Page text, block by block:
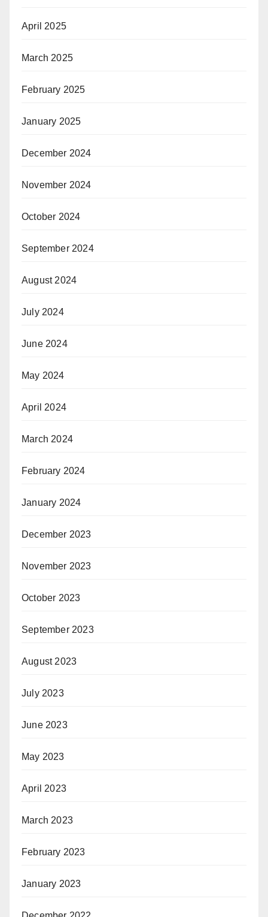
April 2025
March 2025
February 2025
January 2025
December 2024
November 2024
October 2024
September 2024
August 2024
July 2024
June 2024
May 2024
April 2024
March 2024
February 2024
January 2024
December 2023
November 2023
October 2023
September 2023
August 2023
July 2023
June 2023
May 2023
April 2023
March 2023
February 2023
January 2023